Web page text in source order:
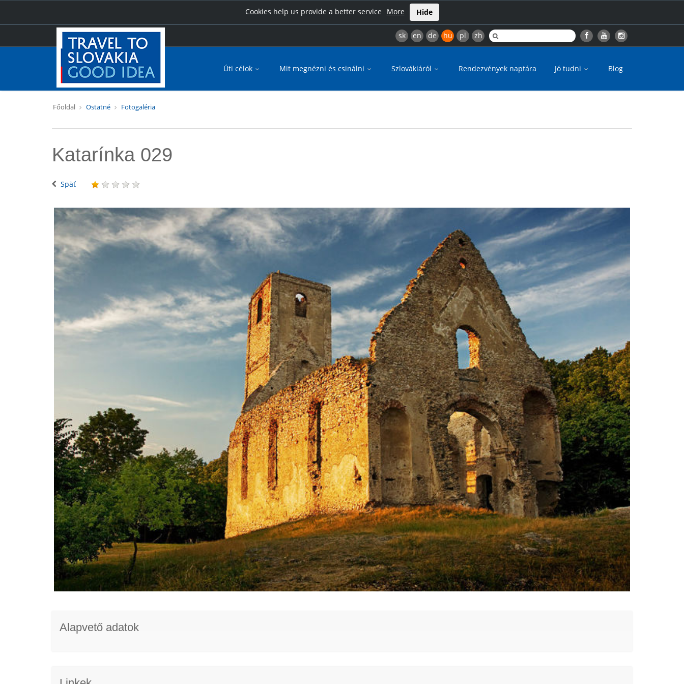
Cookies help us provide a better service More Hide
sk en de hu pl zh
Úti célok Mit megnézni és csinálni Szlovákiáról Rendezvények naptára Jó tudni Blog
Főoldal Ostatné Fotogaléria
Katarínka 029
Späť
Alapvető adatok